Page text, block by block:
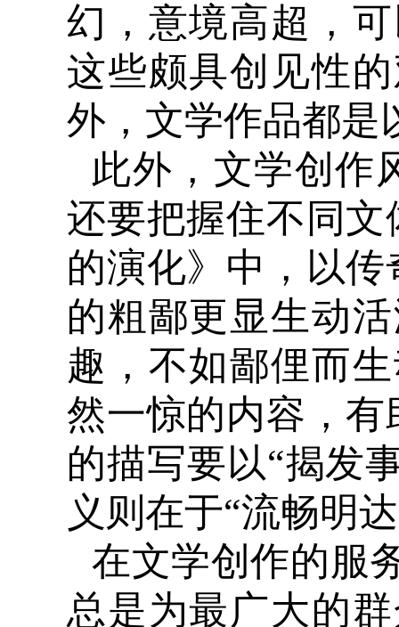
幻，意境高超，
这些颇具创见性
外，文学作品都是
此外，文学创作
还要把握住不同
的演化》中，以
的粗鄙更显生动
趣，不如鄙俚而
然一惊的内容，
的描写要以“揭发
义则在于“流畅明
在文学创作的服
总是为最广大的